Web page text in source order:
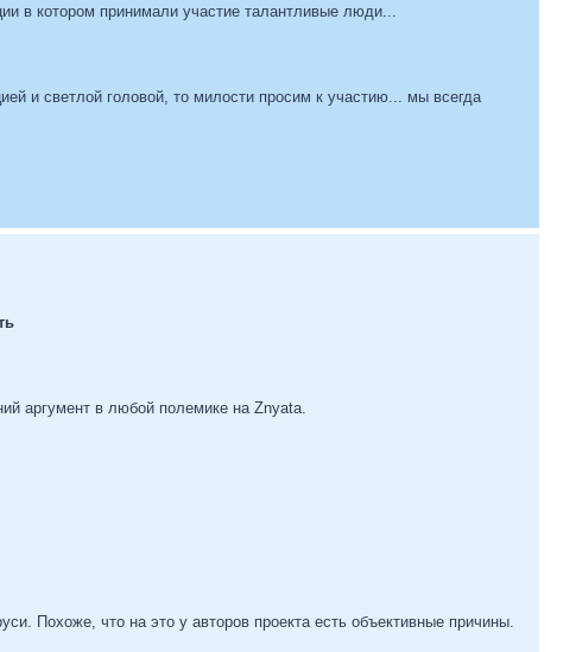
в котором принимали участие талантливые люди...
и светлой головой, то милости просим к участию... мы всегда
аргумент в любой полемике на Znyata.
Похоже, что на это у авторов проекта есть объективные причины.